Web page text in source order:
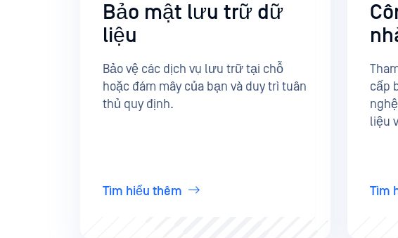
Bảo mật lưu trữ dữ
liệu
Bảo vệ các dịch vụ lưu trữ tại chỗ
hoặc đám mây của bạn và duy trì tuân
thủ quy định.
Tìm hiểu thêm
cấp
liệu
Tìm